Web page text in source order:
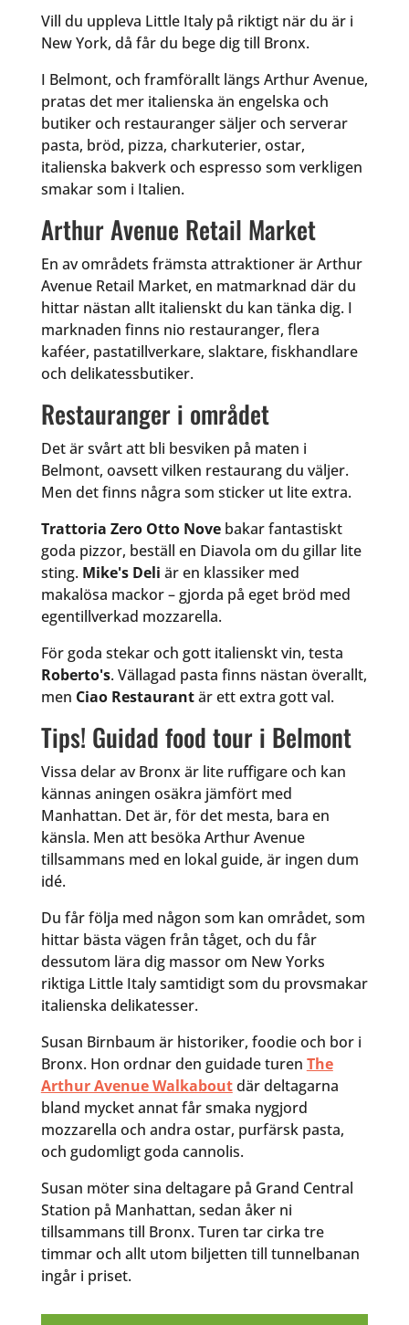
Vill du uppleva Little Italy på riktigt när du är i
New York, då får du bege dig till Bronx.
I Belmont, och framförallt längs Arthur Avenue,
pratas det mer italienska än engelska och
butiker och restauranger säljer och serverar
pasta, bröd, pizza, charkuterier, ostar,
italienska bakverk och espresso som verkligen
smakar som i Italien.
Arthur Avenue Retail Market
En av områdets främsta attraktioner är Arthur
Avenue Retail Market, en matmarknad där du
hittar nästan allt italienskt du kan tänka dig. I
marknaden finns nio restauranger, flera
kaféer, pastatillverkare, slaktare, fiskhandlare
och delikatessbutiker.
Restauranger i området
Det är svårt att bli besviken på maten i
Belmont, oavsett vilken restaurang du väljer.
Men det finns några som sticker ut lite extra.
Trattoria Zero Otto Novebakar fantastiskt
goda pizzor, beställ en Diavola om du gillar lite
sting. Mike's Deli är en klassiker med
makalösa mackor – gjorda på eget bröd med
egentillverkad mozzarella.
För goda stekar och gott italienskt vin, testa
Roberto's. Vällagad pasta finns nästan överallt,
men Ciao Restaurantär ett extra gott val.
Tips! Guidad food tour i Belmont
Vissa delar av Bronx är lite ruffigare och kan
kännas aningen osäkra jämfört med
Manhattan. Det är, för det mesta, bara en
känsla. Men att besöka Arthur Avenue
tillsammans med en lokal guide, är ingen dum
idé.
Du får följa med någon som kan området, som
hittar bästa vägen från tåget, och du får
dessutom lära dig massor om New Yorks
riktiga Little Italy samtidigt som du provsmakar
italienska delikatesser.
Susan Birnbaum är historiker, foodie och bor i
Bronx. Hon ordnar den guidade turen The
Arthur Avenue Walkaboutdär deltagarna
bland mycket annat får smaka nygjord
mozzarella och andra ostar, purfärsk pasta,
och gudomligt goda cannolis.
Susan möter sina deltagare på Grand Central
Station på Manhattan, sedan åker ni
tillsammans till Bronx. Turen tar cirka tre
timmar och allt utom biljetten till tunnelbanan
ingår i priset.